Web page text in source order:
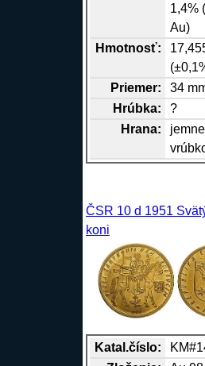
1,4%
Au)
Hmotnosť:
Priemer:
34
Hrúbka:
?
Hrana:
jemne
ČSR 10 d 1951
koni
Katal.číslo: